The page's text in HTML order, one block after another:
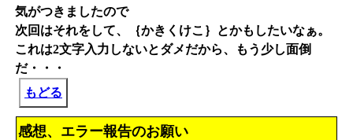
気がつきましたので
次回はそれをして、｛かきくけこ｝とかもしたいなぁ。
これは2文字入力しないとダメだから、もう少し面倒
だ・・・
もどる
感想、エラー報告のお願い